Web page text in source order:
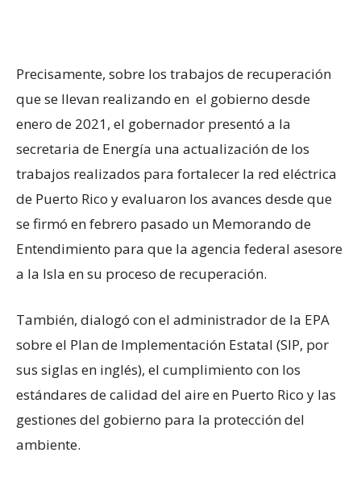
Precisamente, sobre los trabajos de recuperación
que se llevan realizando en el gobierno desde
enero de 2021, el gobernador presentó a la
secretaria de Energía una actualización de los
trabajos realizados para fortalecer la red eléctrica
de Puerto Rico y evaluaron los avances desde que
se firmó en febrero pasado un Memorando de
Entendimiento para que la agencia federal asesore
a la Isla en su proceso de recuperación.
También, dialogó con el administrador de la EPA
sobre el Plan de Implementación Estatal (SIP, por
sus siglas en inglés), el cumplimiento con los
estándares de calidad del aire en Puerto Rico y las
gestiones del gobierno para la protección del
ambiente.